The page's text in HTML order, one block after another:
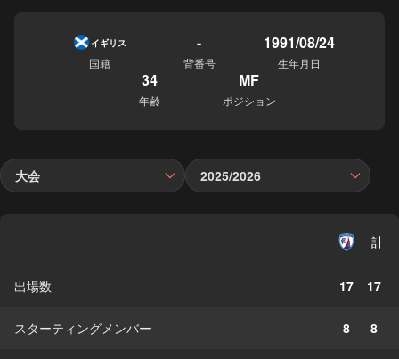
イギリス
国籍
-
背番号
1991/08/24
生年月日
34
年齢
MF
ポジション
大会 2025/2026
計
出場数 17 17
スターティングメンバー 8 8